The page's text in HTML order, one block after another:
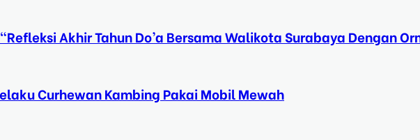
Akhir Tahun Do’a Bersama Walikota Surabaya Dengan
Curhewan Kambing Pakai Mobil Mewah